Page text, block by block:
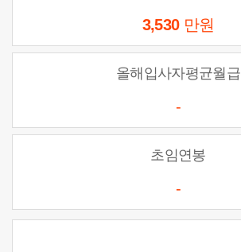
3,530 만원
올해입사자평균월급
-
초임연봉
-